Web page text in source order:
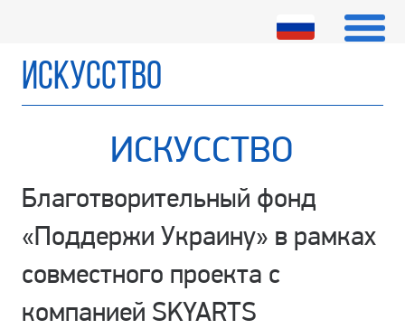
ИСКУССТВО
ИСКУССТВО
Благотворительный фонд
«Поддержи Украину» в рамках
совместного проекта с
компанией SKYARTS